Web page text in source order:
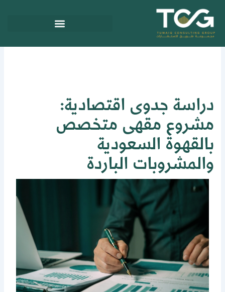
جدوى اقتصادية:
مقهى متخصص
السعودية
الباردة